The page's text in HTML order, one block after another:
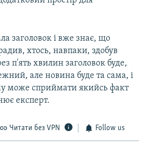
заголовок і вже знає, що
хтось, навпаки, здобув
п'ять хвилин заголовок буде,
але новина буде та сама, і
може сприймати якийсь факт
експерт.
Читати без VPN Follow us